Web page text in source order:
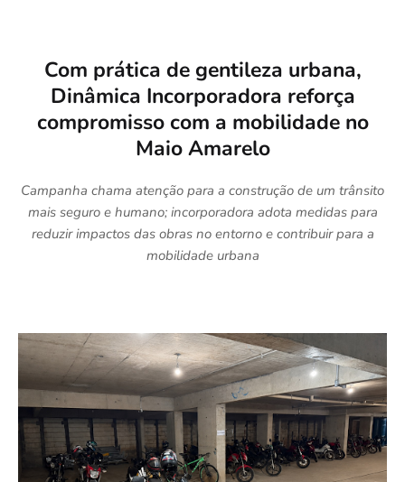
Com prática de gentileza urbana,
Dinâmica Incorporadora reforça
compromisso com a mobilidade no
Maio Amarelo
Campanha chama atenção para a construção de um trânsito
mais seguro e humano; incorporadora adota medidas para
reduzir impactos das obras no entorno e contribuir para a
mobilidade urbana